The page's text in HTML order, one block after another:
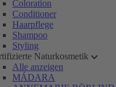
Coloration
Conditioner
Haarpflege
Shampoo
Styling
Naturkosmetik
Alle anzeigen
MÁDARA